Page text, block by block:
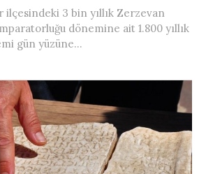
ilçesindeki 3 bin yıllık Zerzevan
dönemine ait 1.800 yıllık
gün yüzüne...